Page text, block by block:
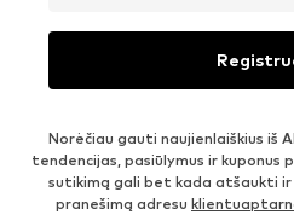
Norėčiau gauti naujienlaiškius iš
tendencijas, pasiūlymus ir kuponus
sutikimą gali bet kada atšaukti
pranešimą adresu